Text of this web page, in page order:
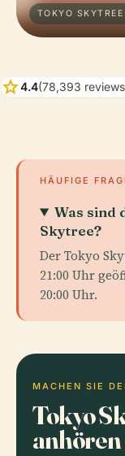
TOKYO
star4.4(78,393
HÄUFIGE
Was sind
Skytree?
Der Tokyo
21:00 Uhr
20:00 Uhr.
MACHEN SIE
Tokyo
anhören